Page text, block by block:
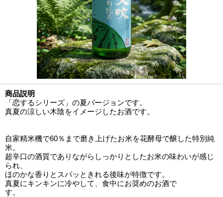
商品説明
「恋するシリーズ」の夏バージョンです。
真夏の涼しい木陰をイメージしたお酒です。
自家精米機で60％まで磨き上げたお米を花酵母で醸した特別純
米。
超辛口の酒質でありながらしっかりとしたお米の味わいが感じ
られ、
ほのかな香りとスパッときれる後味が特徴です。
真夏にキンキンに冷やして、食中にお奨めのお酒で
す。